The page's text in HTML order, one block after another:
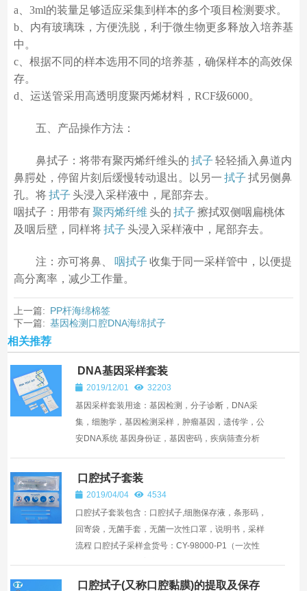
a、3ml的装量足够适应采集到样本的多个项目检测要求。
b、内有玻璃珠，方便洗脱，利于微生物更多释放入培养基
中。
c、根据不同的样本选用不同的培养基，确保样本的高效保
存。
d、运送管采用高透明度聚丙烯材料，RCF级6000。
五、产品操作方法：
鼻拭子：将带有聚丙烯纤维头的 拭子 轻轻插入鼻道内
鼻腭处，停留片刻后缓慢转动退出。以另一 拭子 拭另侧鼻
孔。将拭子 头浸入采样液中，尾部弃去。
咽拭子：用带有聚丙烯纤维 头的 拭子 擦拭双侧咽扁桃体
及咽后壁，同样将拭子 头浸入采样液中，尾部弃去。
注：亦可将鼻、 咽拭子 收集于同一采样管中，以便提
高分离率，减少工作量。
上一篇: PP杆海绵棉签
下一篇: 基因检测口腔DNA海绵拭子
相关推荐
DNA基因采样套装
2019/12/01
32203
基因采样套装用途：基因检测，分子诊断，DNA采
集，细胞学，基因检测采样，肿瘤基因，遗传学，公
安DNA系统 基因身份证，基因密码，疾病筛查分析
子，气泡回寄袋，...
口腔拭子套装
2019/04/04
4534
口腔拭子套装包含：口腔拭子,细胞保存液，条形码，
回寄袋，无菌手套，无菌一次性口罩，说明书，采样
流程 口腔拭子采样盒货号：CY-98000-P1（一次性
细...
口腔拭子(又称口腔黏膜)的提取及保存